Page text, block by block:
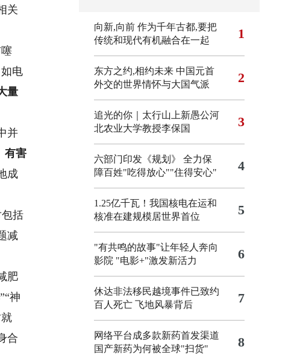
关
电
量
并
有害
成
括
减
肥
神
合
向新,向前 作为千年古都,要把
传统和现代有机融合在一起
1
东方之约,相约未来 中国元首
外交的世界情怀与大国气派
2
追光的你｜太行山上新愚公河
北农业大学教授李保国
3
六部门印发《规划》 全力保
障百姓"吃得放心""住得安心"
4
1.25亿千瓦！我国核电在运和
核准在建规模居世界首位
5
"有共鸣的故事"让年轻人奔向
影院 "电影+"激发新活力 6
休达非法移民越境事件已致约
百人死亡 飞地风暴背后 7
网络平台成多款新药首发渠道
国产新药为何被全球"扫货"
8